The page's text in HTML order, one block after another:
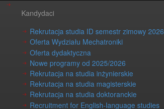
Kandydaci
Rekrutacja studia ID semestr zimowy 2026
Oferta Wydziału Mechatroniki
Oferta dydaktyczna
Nowe programy od 2025/2026
Rekrutacja na studia inżynierskie
Rekrutacja na studia magisterskie
Rekrutacja na studia doktoranckie
Recruitment for English-language studies